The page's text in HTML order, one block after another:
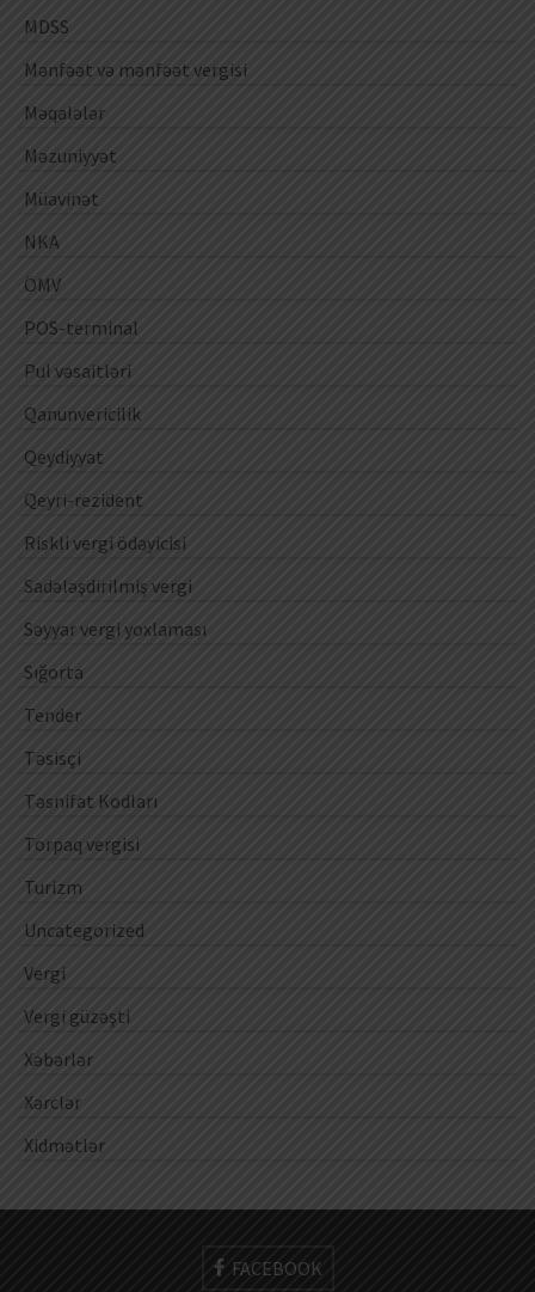
MDSS
Mənfəət və mənfəət vergisi
Məqalələr
Məzuniyyət
Müavinət
NKA
ÖMV
POS-terminal
Pul vəsaitləri
Qanunvericilik
Qeydiyyat
Qeyri-rezident
Riskli vergi ödəyicisi
Sadələşdirilmiş vergi
Səyyar vergi yoxlaması
Sığorta
Tender
Təsisçi
Təsnifat Kodları
Torpaq vergisi
Turizm
Uncategorized
Vergi
Vergi güzəşti
Xəbərlər
Xərclər
Xidmətlər
FACEBOOK